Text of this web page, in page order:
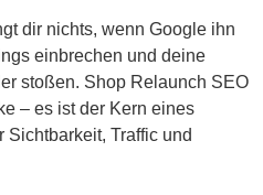
dir nichts, wenn Google ihn
einbrechen und deine
stoßen. Shop Relaunch SEO
– es ist der Kern eines
Traffic und